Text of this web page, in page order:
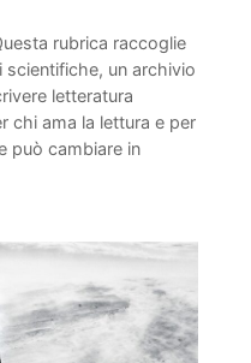
rubrica raccoglie
scientifiche, un archivio
letteratura
chi ama la lettura e per
può cambiare in